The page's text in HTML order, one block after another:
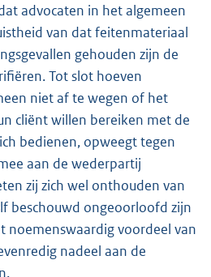
advocaten in het algemeen
van dat feitenmateriaal
gehouden zijn de
Tot slot hoeven
niet af te wegen of het
cliënt willen bereiken met de
bedienen, opweegt tegen
aan de wederpartij
zij zich wel onthouden van
beschouwd ongeoorloofd zijn
noemenswaardig voordeel van
nadeel aan de